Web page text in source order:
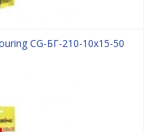
CG-БГ-210-10x15-50